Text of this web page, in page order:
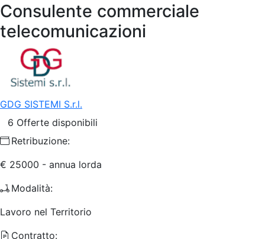
Consulente commerciale
telecomunicazioni
GDG SISTEMI S.r.l.
6 Offerte disponibili
Retribuzione:
€ 25000 - annua lorda
Modalità:
Lavoro nel Territorio
Contratto: